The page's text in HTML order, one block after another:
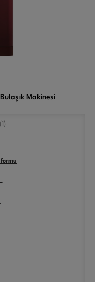
Makinesi
(1)